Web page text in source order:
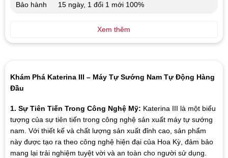
Khám Phá Katerina III – Máy Tự Sướng Nam Tự Động Hàng
Đầu
1. Sự Tiên Tiến Trong Công Nghệ Mỹ: Katerina III là một biểu
tượng của sự tiên tiến trong công nghệ sản xuất máy tự sướng
nam. Với thiết kế và chất lượng sản xuất đỉnh cao, sản phẩm
này được tạo ra theo công nghệ hiện đại của Hoa Kỳ, đảm bảo
mang lại trải nghiệm tuyệt vời và an toàn cho người sử dụng.
Bảo hành 15 ngày, 1 đổi 1 mới 100%
Xem thêm